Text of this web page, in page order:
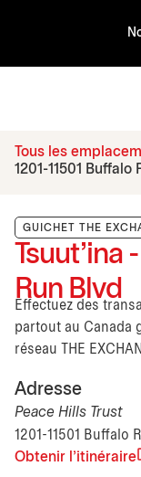
Tous les
1201-11501 Buffalo
GUICHET THE
Tsuut’ina
Run Blvd
Effectuez des
partout au Canada
réseau THE
Adresse
Peace Hills Trust
1201-11501 Buffalo
Obtenir l'itinéraire